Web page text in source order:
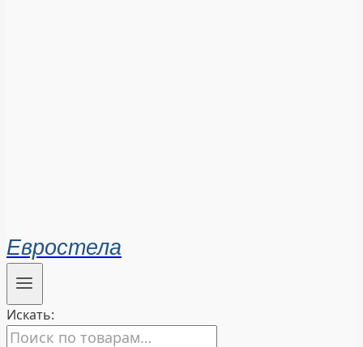
Евростела
Искать: